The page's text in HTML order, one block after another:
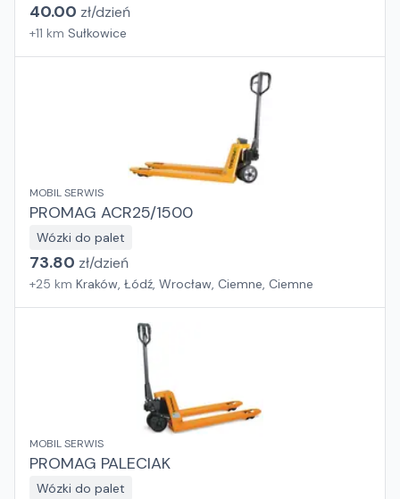
40.00 zł/dzień
+11 km Sułkowice
MOBIL SERWIS
PROMAG ACR25/1500
Wózki do palet
73.80 zł/dzień
+25 km Kraków, Łódź, Wrocław, Ciemne, Ciemne
MOBIL SERWIS
PROMAG PALECIAK
Wózki do palet